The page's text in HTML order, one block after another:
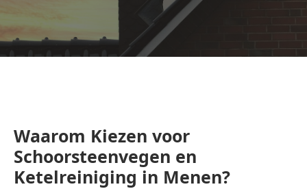
Waarom Kiezen voor
Schoorsteenvegen en
Ketelreiniging in Menen?